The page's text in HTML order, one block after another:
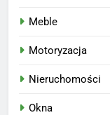
Meble
Motoryzacja
Nieruchomości
Okna